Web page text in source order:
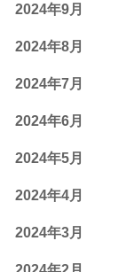
2024年9月
2024年8月
2024年7月
2024年6月
2024年5月
2024年4月
2024年3月